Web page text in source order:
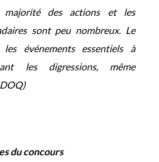
majorité des actions et les
sont peu nombreux. Le
événements essentiels à
les digressions, même
du concours